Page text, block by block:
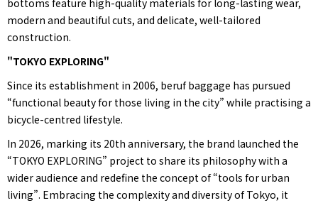
modern and beautiful cuts, and delicate, well-tailored
construction.
"TOKYO EXPLORING"
Since its establishment in 2006, beruf baggage has pursued
“functional beauty for those living in the city” while practising a
bicycle-centred lifestyle.
In 2026, marking its 20th anniversary, the brand launched the
“TOKYO EXPLORING” project to share its philosophy with a
wider audience and redefine the concept of “tools for urban
living”. Embracing the complexity and diversity of Tokyo, it